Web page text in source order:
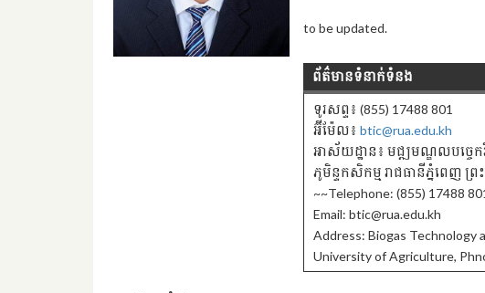
to be updated.
ព័ត៌មានទំនាក់ទំនង
ទូរសព្ទ៖ (855) 17488 801
អ៊ីម៉ែល៖btic@rua.edu.kh
អាស័យដ្ឋាន៖ មជ្ឍមណ្ឌលបចេ្ច
ភូមិន្ទកសិកម្ម រាជធានីភ្នំពេញ
~~Telephone: (855) 17488
Email: btic@rua.edu.kh
Address: Biogas Technology
University of Agriculture,